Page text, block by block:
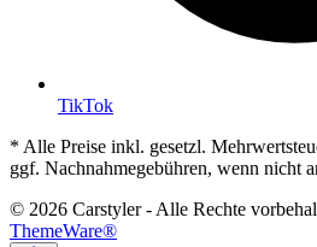
TikTok
* Alle Preise inkl. gesetzl.
ggf. Nachnahmegebühren, wenn nicht
© 2026 Carstyler - Alle Rechte
ThemeWare®